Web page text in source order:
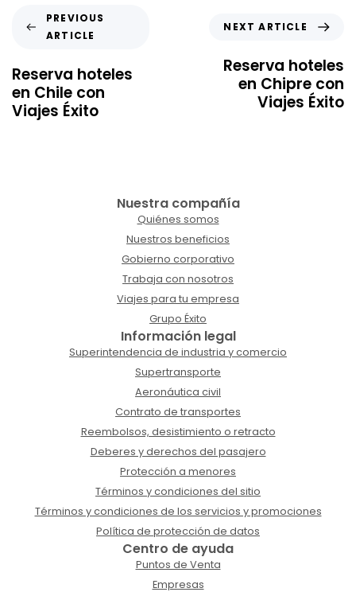
PREVIOUS
ARTICLE
Reserva hoteles
en Chile con
Viajes Éxito
NEXT ARTICLE
Reserva hoteles
en Chipre con
Viajes Éxito
Nuestra compañía
Quiénes somos
Nuestros beneficios
Gobierno corporativo
Trabaja con nosotros
Viajes para tu empresa
Grupo Éxito
Información legal
Superintendencia de industria y comercio
Supertransporte
Aeronáutica civil
Contrato de transportes
Reembolsos, desistimiento o retracto
Deberes y derechos del pasajero
Protección a menores
Términos y condiciones del sitio
Términos y condiciones de los servicios y promociones
Política de protección de datos
Centro de ayuda
Puntos de Venta
Empresas